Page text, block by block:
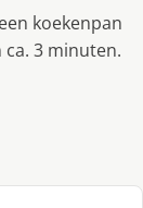
koekenpan
3 minuten.